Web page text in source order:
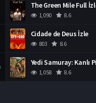
1,090 8.6
Cidade de Deus İzle
803 8.6
1,058 8.6